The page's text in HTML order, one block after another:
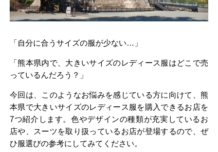
「自分に合うサイズの服が少ない…」
「熊本県内で、大きいサイズのレディース服はどこで売
っているんだろう？」
今回は、このようなお悩みを感じている方に向けて、熊
本県で大きいサイズのレディース服を購入できるお店を
7つ紹介します。色やデザインの種類が充実しているお
店や、スーツを取り扱っているお店が登場するので、ぜ
ひ服選びの参考にしてみてください。